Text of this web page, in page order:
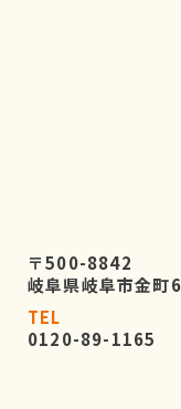
〒500-8842
岐阜県岐阜市金
TEL
0120-89-1165